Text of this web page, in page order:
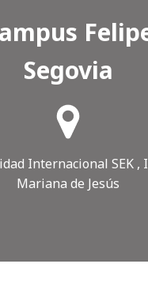
Segovia
Internacional SEK ,
Mariana de Jesús
¿Cómo llegar?
Click AQUÍ